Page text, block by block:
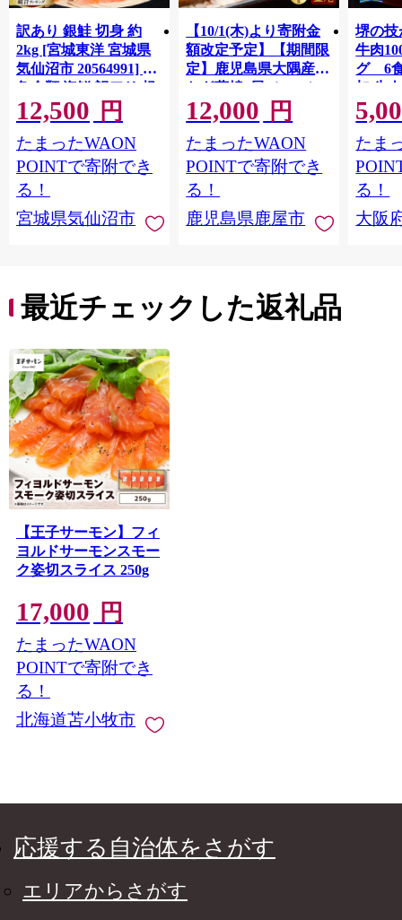
訳あり 銀鮭 切身 約
2kg [宮城東洋 宮城県
気仙沼市 20564991] 鮭
魚介類 海鮮 訳アリ 規
格外 不揃い さけ サケ
鮭切身 シャケ 切り身
冷凍 家庭用 おかず 弁
当 支援 サーモン 銀鮭
切り身 魚 わけあり
12,500 円
たまったWAON
POINTで寄附でき
る！
宮城県気仙沼市
【10/1(木)より寄附金
額改定予定】【期間限
定】鹿児島県大隅産う
なぎ蒲焼4尾（400g）
12,000 円
たまったWAON
POINTで寄附でき
る！
鹿児島県鹿屋市
堺の技
牛肉
グ 6
加 牛
ット 6
メ 温
菜 簡
すめ
取り
料 ふ
堺市】
たま
る！
大阪
最近チェックした返礼品
【王子サーモン】フィ
ヨルドサーモンスモー
ク姿切スライス 250g
17,000 円
たまったWAON
POINTで寄附でき
る！
北海道苫小牧市
応援する自治体をさがす
エリアからさがす